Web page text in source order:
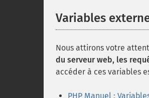
Variables
Nous attirons votre
du serveur web, les
accéder à ces variables
PHP Manuel :